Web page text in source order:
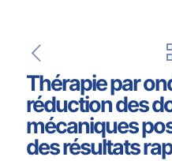
Thérapie par
réduction des
mécaniques
des résultats